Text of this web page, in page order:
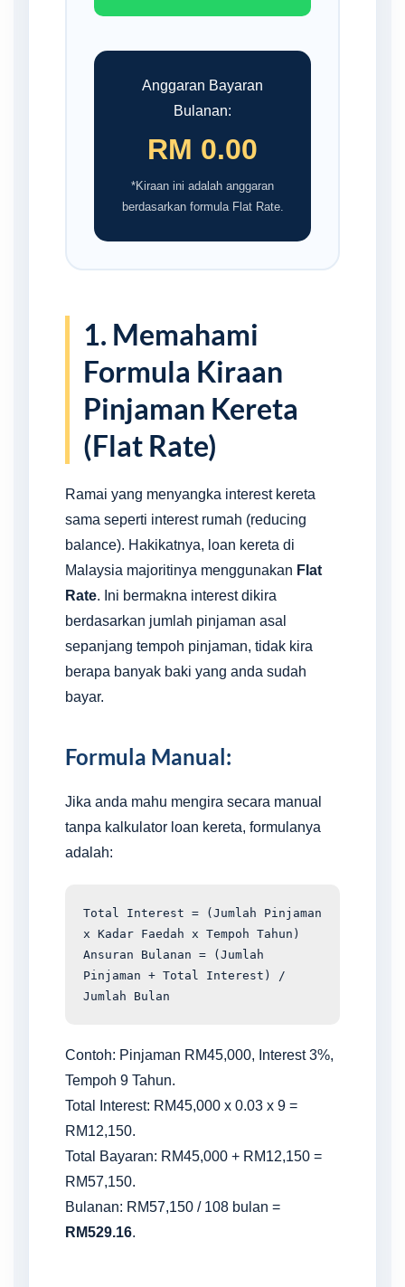
Anggaran Bayaran
Bulanan:
RM 0.00
*Kiraan ini adalah anggaran
berdasarkan formula Flat Rate.
1. Memahami
Formula Kiraan
Pinjaman Kereta
(Flat Rate)
Ramai yang menyangka interest kereta
sama seperti interest rumah (reducing
balance). Hakikatnya, loan kereta di
Malaysia majoritinya menggunakan Flat
Rate. Ini bermakna interest dikira
berdasarkan jumlah pinjaman asal
sepanjang tempoh pinjaman, tidak kira
berapa banyak baki yang anda sudah
bayar.
Formula Manual:
Jika anda mahu mengira secara manual
tanpa kalkulator loan kereta, formulanya
adalah:
Total Interest = (Jumlah Pinjaman
x Kadar Faedah x Tempoh Tahun)
Ansuran Bulanan = (Jumlah
Pinjaman + Total Interest) /
Jumlah Bulan
Contoh: Pinjaman RM45,000, Interest 3%,
Tempoh 9 Tahun.
Total Interest: RM45,000 x 0.03 x 9 =
RM12,150.
Total Bayaran: RM45,000 + RM12,150 =
RM57,150.
Bulanan: RM57,150 / 108 bulan =
RM529.16.